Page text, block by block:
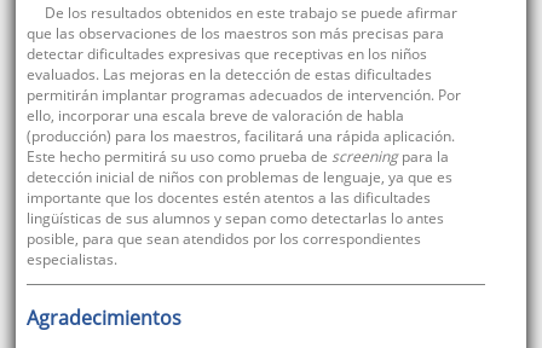
De los resultados obtenidos en este trabajo se puede afirmar
que las observaciones de los maestros son más precisas para
detectar dificultades expresivas que receptivas en los niños
evaluados. Las mejoras en la detección de estas dificultades
permitirán implantar programas adecuados de intervención. Por
ello, incorporar una escala breve de valoración de habla
(producción) para los maestros, facilitará una rápida aplicación.
Este hecho permitirá su uso como prueba de screeningpara la
detección inicial de niños con problemas de lenguaje, ya que es
importante que los docentes estén atentos a las dificultades
lingüísticas de sus alumnos y sepan como detectarlas lo antes
posible, para que sean atendidos por los correspondientes
especialistas.
Agradecimientos